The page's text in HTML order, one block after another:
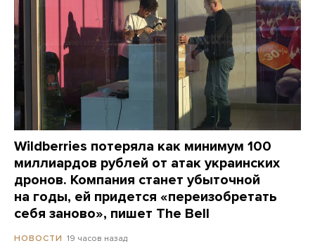
Wildberries потеряла как минимум 100
миллиардов рублей от атак украинских
дронов. Компания станет убыточной
на годы, ей придется «переизобретать
себя заново», пишет The Bell
НОВОСТИ 19 часов назад